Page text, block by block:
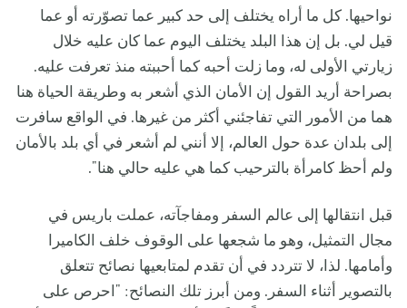
نواحيها. كل ما أراه يختلف إلى حد كبير عما تصوّرته أو عما
قيل لي. بل إن هذا البلد يختلف اليوم عما كان عليه خلال
زيارتي الأولى له، وما زلت أحبه كما أحببته منذ تعرفت عليه.
بصراحة أريد القول إن الأمان الذي أشعر به وطريقة الحياة هنا
هما من الأمور التي تفاجئني أكثر من غيرها. في الواقع سافرت
إلى بلدان عدة حول العالم، إلا أنني لم أشعر في أي بلد بالأمان
ولم أحظ كامرأة بالترحيب كما هي عليه حالي هنا".
قبل انتقالها إلى عالم السفر ومفاجآته، عملت باريس في
مجال التمثيل، وهو ما شجعها على الوقوف خلف الكاميرا
وأمامها. لذا، لا تتردد في أن تقدم لمتابعيها نصائح تتعلق
بالتصوير أثناء السفر. ومن أبرز تلك النصائح: "احرص على